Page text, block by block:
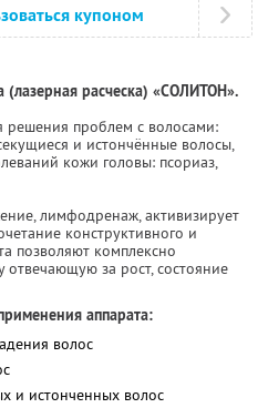
купоном
(лазерная расческа) «СОЛИТОН».
проблем с волосами:
и истончённые волосы,
кожи головы: псориаз,
лимфодренаж, активизирует
конструктивного и
позволяют комплексно
отвечающую за рост, состояние
аппарата:
волос
и истонченных волос